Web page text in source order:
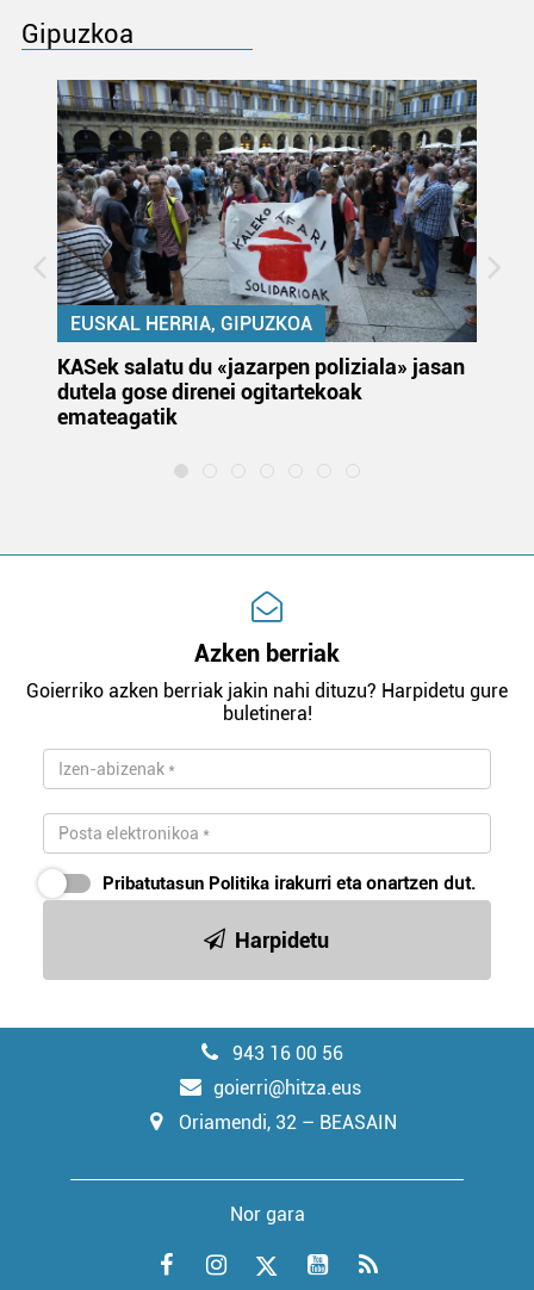
Gipuzkoa
EUSKAL HERRIA, GIPUZKOA
KASek salatu du «jazarpen poliziala» jasan
dutela gose direnei ogitartekoak
emateagatik
Azken berriak
Goierriko azken berriak jakin nahi dituzu? Harpidetu gure
buletinera!
Pribatutasun Politika irakurri eta onartzen dut.
Harpidetu
943 16 00 56
goierri@hitza.eus
Oriamendi, 32 – BEASAIN
Nor gara